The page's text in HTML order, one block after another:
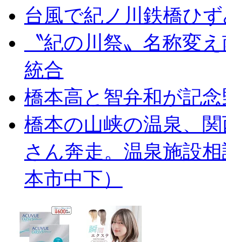
台風で紀ノ川鉄橋ひ
〝紀の川祭〟名称変
統合
橋本高と智弁和が記
橋本の山峡の温泉、
さん奔走。温泉施設
本市中下）